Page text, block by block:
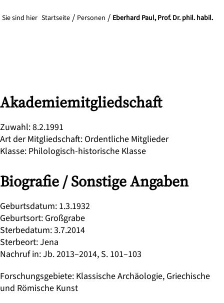
Sie sind hier Startseite Personen Eberhard Paul, Prof. Dr. phil. habil.
Akademiemitgliedschaft
Zuwahl:8.2.1991
Art der Mitgliedschaft: Ordentliche Mitglieder
Klasse: Philologisch-historische Klasse
Biografie / Sonstige Angaben
Geburtsdatum: 1.3.1932
Geburtsort: Großgrabe
Sterbedatum:3.7.2014
Sterbeort:Jena
Nachruf in:Jb. 2013–2014, S. 101–103
Forschungsgebiete: Klassische Archäologie, Griechische
und Römische Kunst